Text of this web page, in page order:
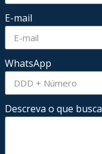
E-mail
WhatsApp
Descreva o que busca